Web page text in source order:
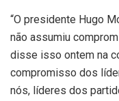
“O presidente Hugo
não assumiu
disse isso ontem na
compromisso dos
nós, líderes dos